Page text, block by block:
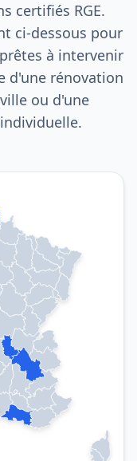
certifiés RGE.
ci-dessous pour
à intervenir
d'une rénovation
ou d'une